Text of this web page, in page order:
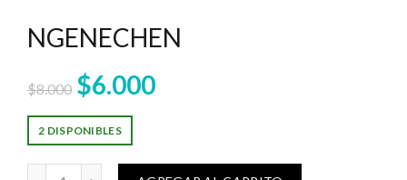
NGENECHEN
$8.000 El
precio
original
$6.000El
actual
2 DISPONIBLES